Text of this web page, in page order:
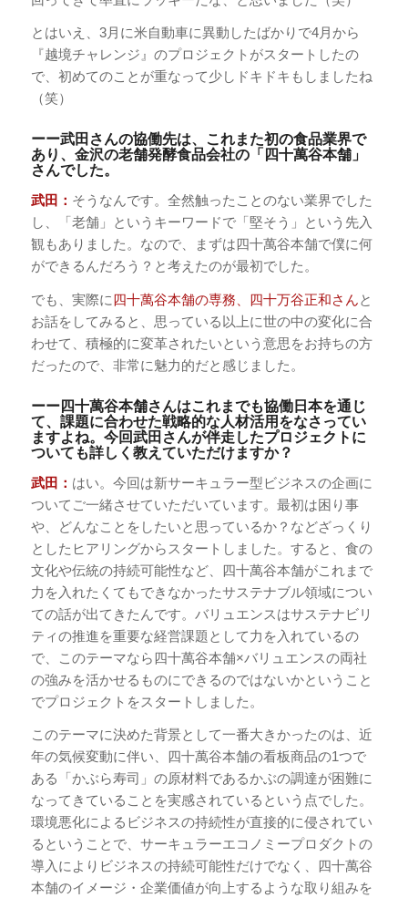
とはいえ、3月に米自動車に異動したばかりで4月から
『越境チャレンジ』のプロジェクトがスタートしたの
で、初めてのことが重なって少しドキドキもしましたね
（笑）
ーー武田さんの協働先は、これまた初の食品業界で
あり、金沢の老舗発酵食品会社の「四十萬谷本舗」
さんでした。
武田： そうなんです。全然触ったことのない業界でした
し、「老舗」というキーワードで「堅そう」という先入
観もありました。なので、まずは四十萬谷本舗で僕に何
ができるんだろう？と考えたのが最初でした。
でも、実際に四十萬谷本舗の専務、四十万谷正和さんと
お話をしてみると、思っている以上に世の中の変化に合
わせて、積極的に変革されたいという意思をお持ちの方
だったので、非常に魅力的だと感じました。
ーー四十萬谷本舗さんはこれまでも協働日本を通じ
て、課題に合わせた戦略的な人材活用をなさってい
ますよね。今回武田さんが伴走したプロジェクトに
ついても詳しく教えていただけますか？
武田： はい。今回は新サーキュラー型ビジネスの企画に
ついてご一緒させていただいています。最初は困り事
や、どんなことをしたいと思っているか？などざっくり
としたヒアリングからスタートしました。すると、食の
文化や伝統の持続可能性など、四十萬谷本舗がこれまで
力を入れたくてもできなかったサステナブル領域につい
ての話が出てきたんです。バリュエンスはサステナビリ
ティの推進を重要な経営課題として力を入れているの
で、このテーマなら四十萬谷本舗×バリュエンスの両社
の強みを活かせるものにできるのではないかということ
でプロジェクトをスタートしました。
このテーマに決めた背景として一番大きかったのは、近
年の気候変動に伴い、四十萬谷本舗の看板商品の1つで
ある「かぶら寿司」の原材料であるかぶの調達が困難に
なってきていることを実感されているという点でした。
環境悪化によるビジネスの持続性が直接的に侵されてい
るということで、サーキュラーエコノミープロダクトの
導入によりビジネスの持続可能性だけでなく、四十萬谷
本舗のイメージ・企業価値が向上するような取り組みを